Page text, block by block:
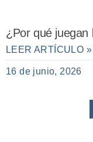
¿Por qué juegan
LEER ARTÍCULO »
16 de junio, 2026